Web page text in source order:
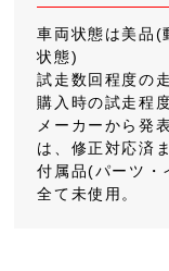
車両状態は美品(
状態)
試走数回程度の
購入時の試走程
メーカーから発
は、修正対応済
付属品(パーツ・
全て未使用。